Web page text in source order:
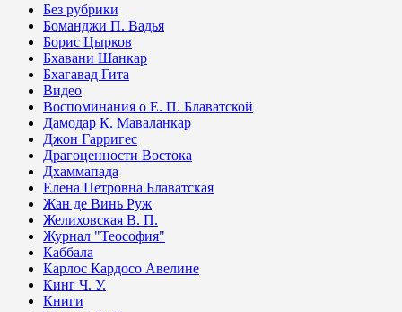
Без рубрики
Боманджи П. Вадья
Борис Цырков
Бхавани Шанкар
Бхагавад Гита
Видео
Воспоминания о Е. П. Блаватской
Дамодар К. Маваланкар
Джон Гарригес
Драгоценности Востока
Дхаммапада
Елена Петровна Блаватская
Жан де Винь Руж
Желиховская В. П.
Журнал "Теософия"
Каббала
Карлос Кардосо Авелине
Кинг Ч. У.
Книги